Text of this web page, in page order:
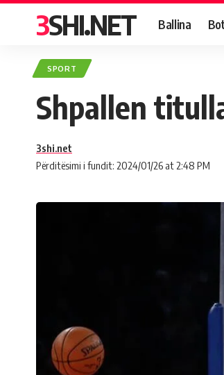
3SHI.NET Ballina
SPORT
Shpallen
Përditësimi i fundit: 2024/01/26 at 2:48 PM
3shi.net